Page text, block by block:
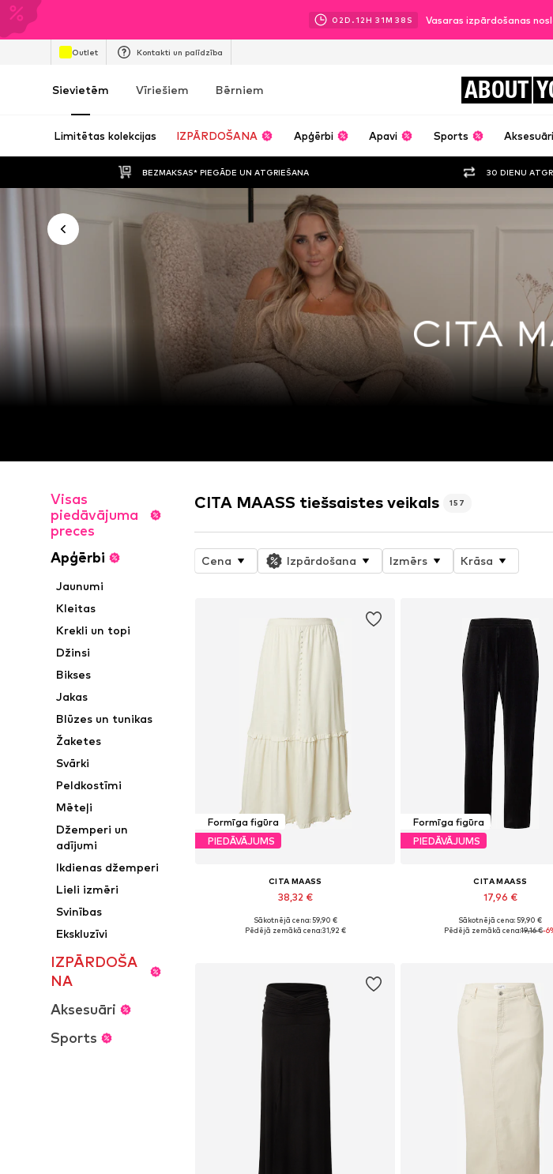
02D.12H 31M 36 S Vasaras izpārdošanas
Outlet Kontakti un palīdzība
Sievietēm Vīriešiem Bērniem ABOUT
Limitētas kolekcijas IZPĀRDOŠANA Apģērbi Apavi Sports Aksesuāri
BEZMAKSAS* PIEGĀDE UN ATGRIEŠANA 30 DIENU
Visas
piedāvājuma
preces
Apģērbi
Jaunumi
Kleitas
Krekli un topi
Džinsi
Bikses
Jakas
Blūzes un tunikas
Žaketes
Svārki
Peldkostīmi
Mēteļi
Džemperi un
adījumi
Ikdienas džemperi
Lieli izmēri
Svinības
Ekskluzīvi
IZPĀRDOŠA
NA
Aksesuāri
Sports
CITA MAASS tiešsaistes veikals 157
Cena Izpārdošana Izmērs Krāsa
Formīga figūra
PIEDĀVĀJUMS
CITA MAASS
38,32 €
Pieejamie izmēri: 46, 48, 54
Sākotnējā cena: 59,90 €
Pēdējā zemākā cena:31,92 €
Formīga figūra
PIEDĀVĀJUMS
CITA MAASS
17,96 €
Pieejamie izmēri: 44, 46, 48,
Sākotnējā cena: 59,90 €
Pēdējā zemākā cena:19,16 €-